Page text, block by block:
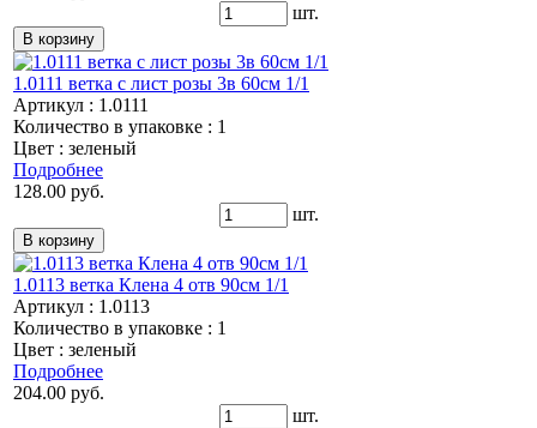
шт.
1.0111 ветка с лист розы 3в 60см 1/1
Артикул : 1.0111
Количество в упаковке : 1
Цвет : зеленый
Подробнее
128.00 руб.
шт.
1.0113 ветка Клена 4 отв 90см 1/1
Артикул : 1.0113
Количество в упаковке : 1
Цвет : зеленый
Подробнее
204.00 руб.
шт.